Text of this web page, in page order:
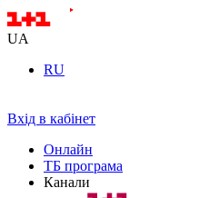
UA
RU
Вхід в кабінет
Онлайн
ТБ програма
Канали